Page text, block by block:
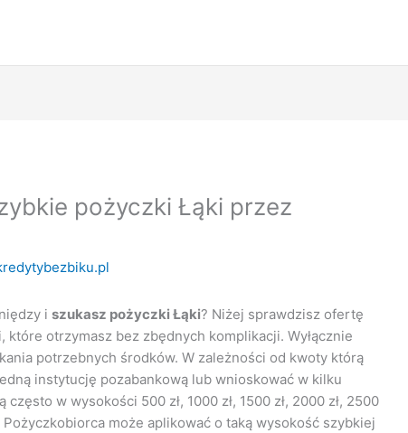
pożyczki Łąki przez
iszukasz pożyczki Łąki? Niżej sprawdzisz ofertę
które otrzymasz bez zbędnych komplikacji. Wyłącznie
potrzebnych środków. W zależności od kwoty którą
instytucję pozabankową lub wnioskować w kilku
w wysokości 500 zł, 1000 zł, 1500 zł, 2000 zł, 2500
Pożyczkobiorca może aplikować o taką wysokość szybkiej